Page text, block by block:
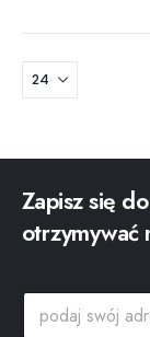
Zapisz się
otrzymywać
p